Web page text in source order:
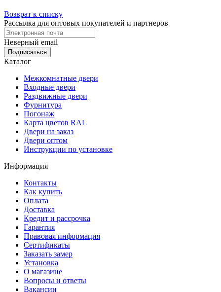
Возврат к списку
Рассылка для оптовых покупателей и партнеров
Неверный email
Каталог
Межкомнатные двери
Входные двери
Раздвижные двери
Фурнитура
Погонаж
Карта цветов RAL
Двери на заказ
Двери оптом
Инструкции по установке
Информация
Контакты
Как купить
Оплата
Доставка
Кредит и рассрочка
Гарантия
Правовая информация
Сертификаты
Заказать замер
Установка
О магазине
Вопросы и ответы
Вакансии